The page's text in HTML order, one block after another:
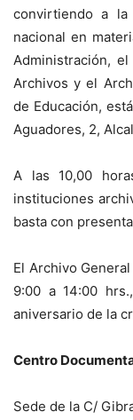
convirtiendo a
nacional en
Administración,
Archivos y el
de Educación,
Aguadores, 2,
A las 10,00
instituciones
basta con
El Archivo
9:00 a 14:00
aniversario de la
Centro
Sede de la C/